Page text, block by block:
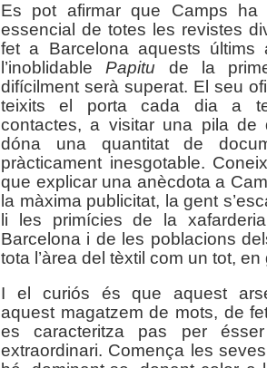
Es pot afirmar que Camps ha
essencial de totes les revistes
fet a Barcelona aquests últims
l’inoblidablePapitu de la
difícilment serà superat. El seu
teixits el porta cada dia a
contactes, a visitar una pila de
dóna una quantitat de
pràcticament inesgotable.
que explicar una anècdota a
la màxima publicitat, la gent
li les primícies de la
Barcelona i de les poblacions
tota l’àrea del tèxtil com un tot, en
I el curiós és que aquest
aquest magatzem de mots, de
es caracteritza pas per
extraordinari. Comença les